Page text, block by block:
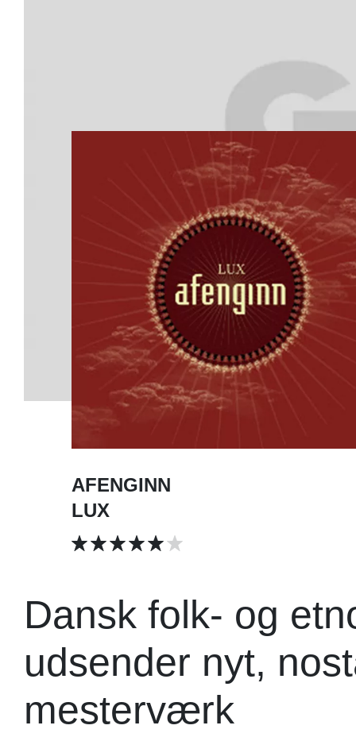
AFENGINN
LUX
Dansk folk- og
udsender nyt,
mesterværk